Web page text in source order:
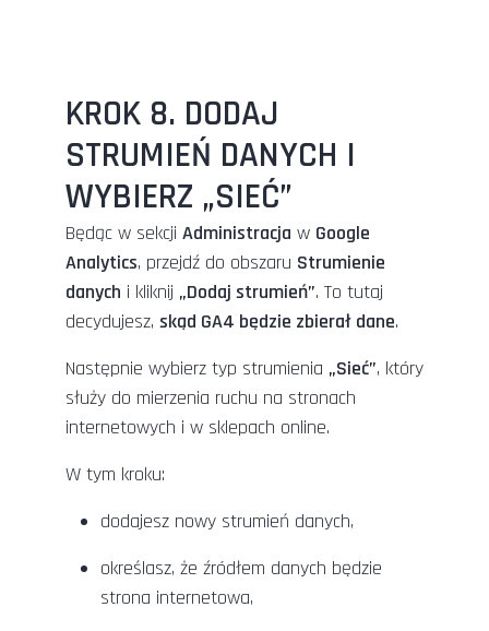
KROK 8. DODAJ
STRUMIEŃ DANYCH I
WYBIERZ „SIEĆ”
Będąc w sekcji Administracja w Google
Analytics, przejdź do obszaru Strumienie
danych i kliknij „Dodaj strumień”. To tutaj
decydujesz, skąd GA4 będzie zbierał dane.
Następnie wybierz typ strumienia „Sieć”, który
służy do mierzenia ruchu na stronach
internetowych i w sklepach online.
W tym kroku:
dodajesz nowy strumień danych,
określasz, że źródłem danych będzie
strona internetowa,